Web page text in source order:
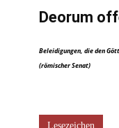
Deorum
Beleidigungen, die den
(römischer Senat)
Lesezeichen